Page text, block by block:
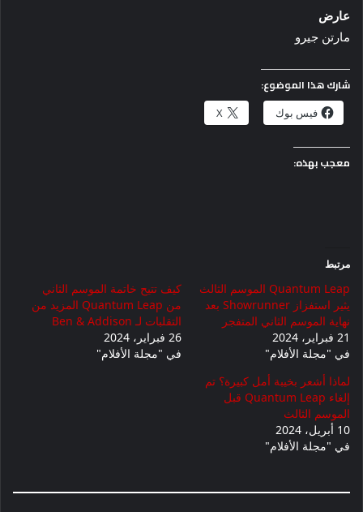
عارض
مارتن جيرو
شارك هذا الموضوع:
فيس بوك X
معجب بهذه:
مرتبط
Quantum Leap الموسم الثالث
يثير استفزاز Showrunner بعد
نهاية الموسم الثاني المتفجر
21 فبراير، 2024
في "مجلة الأفلام"
كيف تتيح خاتمة الموسم الثاني
من Quantum Leap المزيد من
التقلبات لـ Ben & Addison
26 فبراير، 2024
في "مجلة الأفلام"
لماذا أشعر بخيبة أمل كبيرة؟ تم
إلغاء Quantum Leap قبل
الموسم الثالث
10 أبريل، 2024
في "مجلة الأفلام"